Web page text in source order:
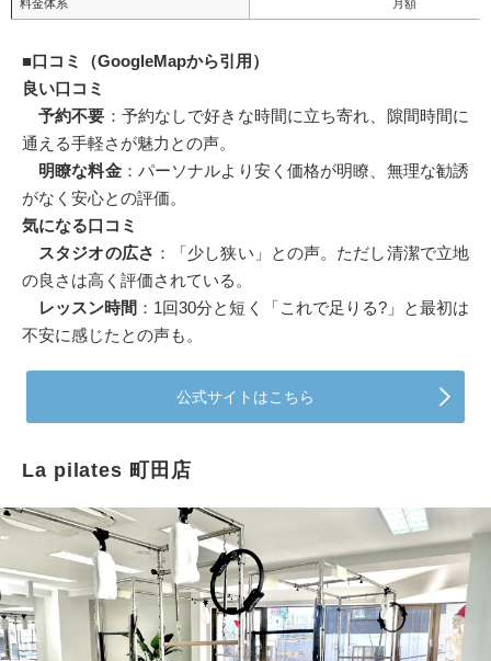
料金体系 月額
■口コミ（GoogleMapから引用）
良い口コミ
予約不要 ：予約なしで好きな時間に立ち寄れ、隙間時間に
通える手軽さが魅力との声。
明瞭な料金：パーソナルより安く価格が明瞭、無理な勧誘
がなく安心との評価。
気になる口コミ
スタジオの広さ ：「少し狭い」との声。ただし清潔で立地
の良さは高く評価されている。
レッスン時間 ：1回30分と短く「これで足りる?」と最初は
不安に感じたとの声も。
公式サイトはこちら
La pilates 町田店